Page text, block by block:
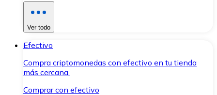
Ver todo
Efectivo
Compra criptomonedas con efectivo en tu tienda
más cercana.
Comprar con efectivo